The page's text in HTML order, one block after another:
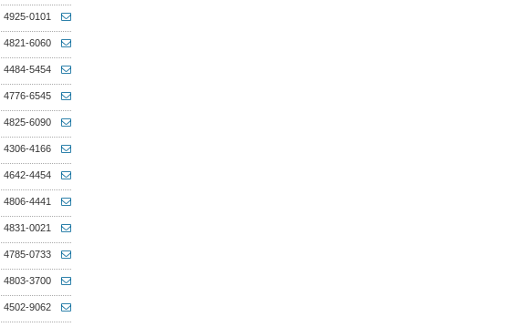
4925-0101
4821-6060
4484-5454
4776-6545
4825-6090
4306-4166
4642-4454
4806-4441
4831-0021
4785-0733
4803-3700
4502-9062